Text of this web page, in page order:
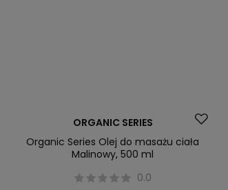
ORGANIC SERIES
Organic Series Olej do masażu ciała
Malinowy, 500 ml
0.0